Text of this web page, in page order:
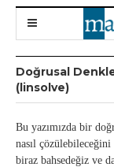
Doğrusal
(linsolve)
Bu yazımızda bir
nasıl
biraz bahsedeğiz ve